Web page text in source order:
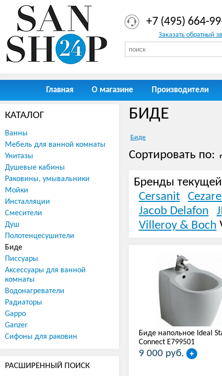
+7 (495) 664-
Заказать обратный
Главная О магазине Производители
БИДЕ
Биде
Сортировать по:
Бренды
Cersanit
Jacob Delafon
Villeroy & Boch
Биде напольное Ideal
Connect E799501
9 000 руб.
КАТАЛОГ
Ванны
Мебель для ванной комнаты
Унитазы
Душевые кабины
Раковины, умывальники
Мойки
Инсталляции
Смесители
Душ
Полотенцесушители
Биде
Писсуары
Аксессуары для ванной
комнаты
Водонагреватели
Радиаторы
Gappo
Ganzer
Сифоны для раковин
РАСШИРЕННЫЙ ПОИСК